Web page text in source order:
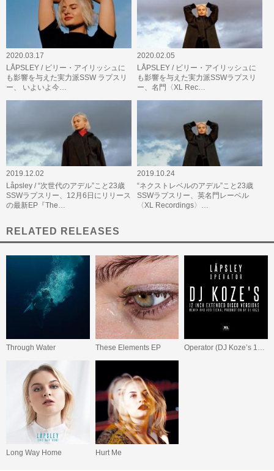
2020.03.17
LÅPSLEY / ビリー・アイリッシュに
も影響を与えた実力派SSW ラプスリ
ー、 いよいよ今…
2020.02.05
LÅPSLEY / ビリー・アイリッシュに
も影響を与えた実力派SSWラプスリ
ー、名門〈XL Rec…
2019.12.02
Låpsley / “次世代のアデル”こと23歳
SSWラプスリー、12月6日にリリース
の最新EP『The…
2019.10.24
“ネクストレベルのアデル”こと23歳
SSWラプスリー、英名門レーベル
〈XL Recordings〉…
RELATED RELEASES
Through Water These Elements EP
Long Way Home Hurt Me